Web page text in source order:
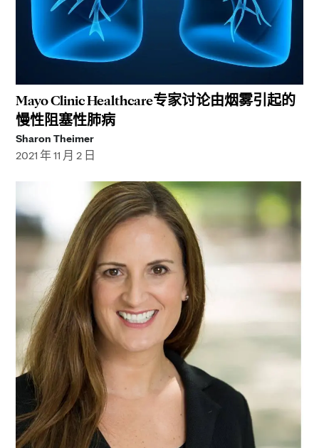
Mayo Clinic Healthcare专家讨论由烟雾引起的
慢性阻塞性肺病
Sharon Theimer
2021 年 11 月 2 日